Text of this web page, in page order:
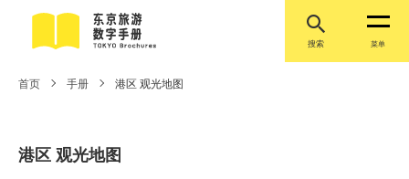
搜索 菜单
首页 手册 港区 观光地图
港区 观光地图